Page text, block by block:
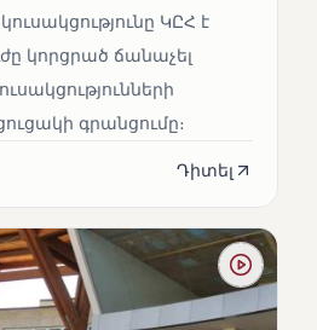
ԿԸՀ է
կորցրած ճանաչել
գրանցումը։
Դիտել